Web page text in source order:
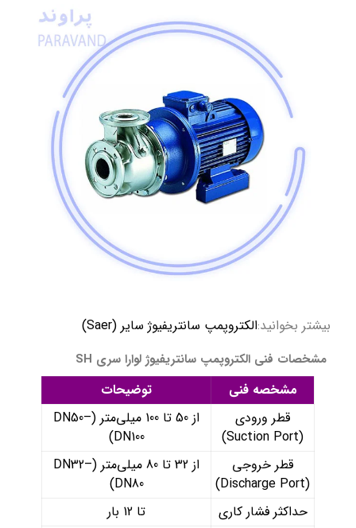
بیشتر بخوانید:الکتروپمپ سانتریفیوژ سایر (Saer)
مشخصات فنی الکتروپمپ سانتریفیوژ لوارا سری SH
مشخصه فنی
توضیحات
قطر ورودی
(Suction Port)
از 50 تا 100 میلی‌متر (DN50–
DN100)
قطر خروجی
(Discharge Port)
از 32 تا 80 میلی‌متر (DN32–
DN80)
حداکثر فشار کاری
تا 12 بار